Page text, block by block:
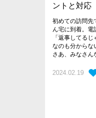
ントと対応
初めての訪問先
ん宅に到着。電
「返事してる
なのも分からな
さあ、みなさん
2024.02.19